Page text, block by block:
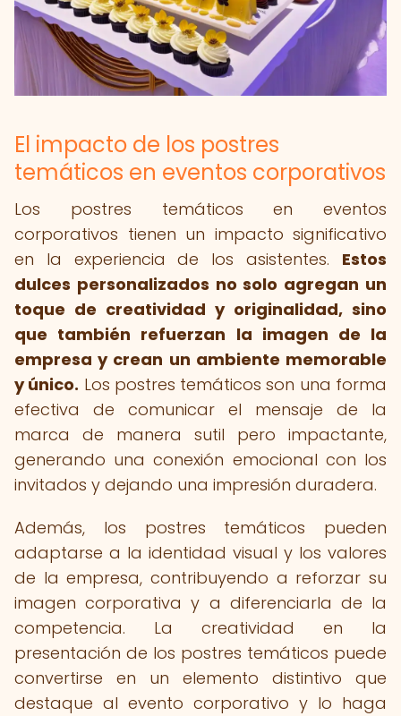
El impacto de los postres
temáticos en eventos corporativos
Los postres temáticos en eventos
corporativos tienen un impacto significativo
en la experiencia de los asistentes. Estos
dulces personalizados no solo agregan un
toque de creatividad y originalidad, sino
que también refuerzan la imagen de la
empresa y crean un ambiente memorable
y único. Los postres temáticos son una forma
efectiva de comunicar el mensaje de la
marca de manera sutil pero impactante,
generando una conexión emocional con los
invitados y dejando una impresión duradera.
Además, los postres temáticos pueden
adaptarse a la identidad visual y los valores
de la empresa, contribuyendo a reforzar su
imagen corporativa y a diferenciarla de la
competencia. La creatividad en la
presentación de los postres temáticos puede
convertirse en un elemento distintivo que
destaque al evento corporativo y lo haga